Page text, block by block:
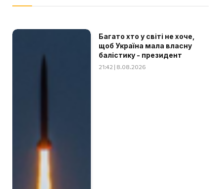
Багато хто у світі не хоче,
щоб Україна мала власну
балістику - президент
21:42 | 8.08.2026